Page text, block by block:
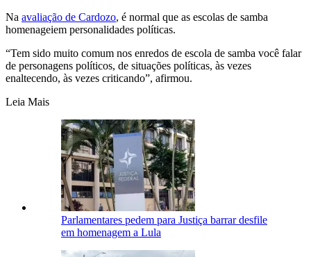
Na avaliação de Cardozo, é normal que as escolas de samba
homenageiem personalidades políticas.
“Tem sido muito comum nos enredos de escola de samba você falar
de personagens políticos, de situações políticas, às vezes
enaltecendo, às vezes criticando”, afirmou.
Leia Mais
Parlamentares pedem para Justiça barrar desfile
em homenagem a Lula